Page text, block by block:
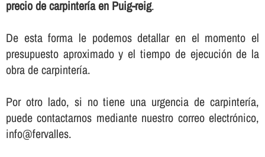
precio de carpinterí­a en Puig-reig.
De esta forma le podemos detallar en el momento el
presupuesto aproximado y el tiempo de ejecución de la
obra de carpinterí­a.
Por otro lado, si no tiene una urgencia de carpinterí­a,
puede contactarnos mediante nuestro correo electrónico,
info@fervalles.